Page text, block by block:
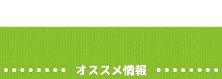
オススメ情報